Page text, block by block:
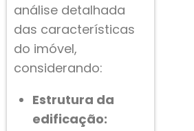
análise detalhada
das características
do imóvel,
considerando:
Estrutura da
edificação: